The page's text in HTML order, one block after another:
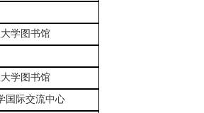
学图书馆
学图书馆
国际交流中心